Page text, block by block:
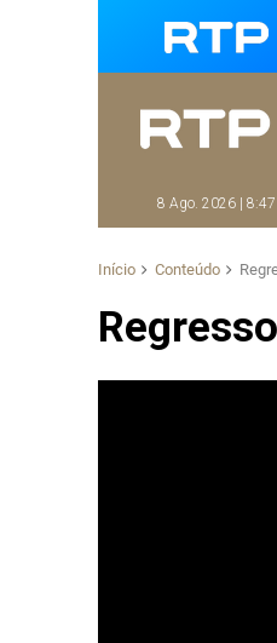
8 Ago. 2026 | 8:47
Início Conteúdo